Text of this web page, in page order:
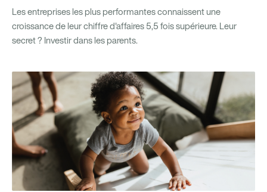
Les entreprises les plus performantes connaissent une
croissance de leur chiffre d'affaires 5,5 fois supérieure. Leur
secret ? Investir dans les parents.